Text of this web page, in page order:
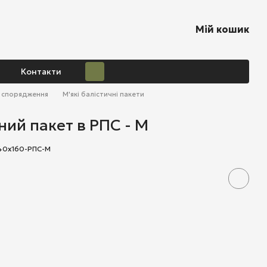
Мій кошик
Контакти
М'які балістичні пакети
пакет в РПС - М
РПС-М